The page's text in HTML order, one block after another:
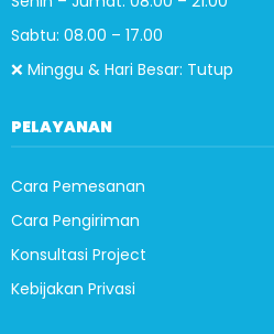
Sabtu: 08.00 – 17.00
❌ Minggu & Hari Besar: Tutup
PELAYANAN
Cara Pemesanan
Cara Pengiriman
Konsultasi Project
Kebijakan Privasi